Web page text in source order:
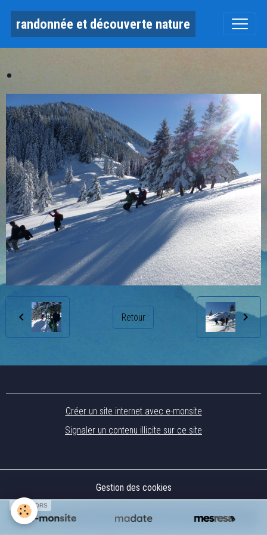
randonnée et découverte nature
.
Retour
Créer un site internet avec e-monsite
Signaler un contenu illicite sur ce site
Gestion des cookies
SPONSORS